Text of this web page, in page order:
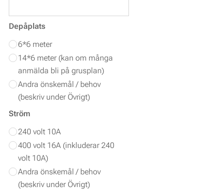
Depåplats
6*6 meter
14*6 meter (kan om många
anmälda bli på grusplan)
Andra önskemål / behov
(beskriv under Övrigt)
Ström
240 volt 10A
400 volt 16A (inkluderar 240
volt 10A)
Andra önskemål / behov
(beskriv under Övrigt)